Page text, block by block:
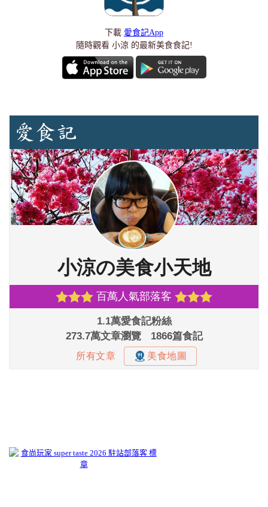
下載 愛食記App
隨時觀看 小涼 的最新美食食記!